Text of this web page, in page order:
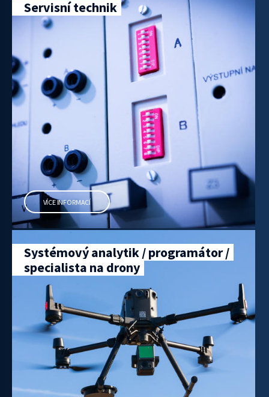
Servisní technik
VÍCE INFORMACÍ
Systémový analytik / programátor /
specialista na drony